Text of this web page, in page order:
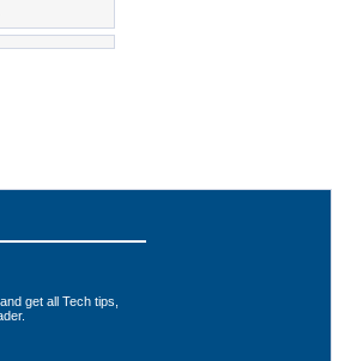
and get all Tech tips,